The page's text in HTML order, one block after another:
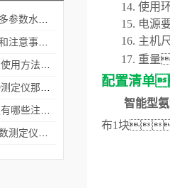
14. 使用
15. 电源
16. 主机
17. 重量
配置清单
智能型
布1块